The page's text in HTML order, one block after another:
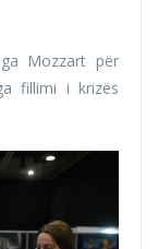
Mozzart për
fillimi i krizës